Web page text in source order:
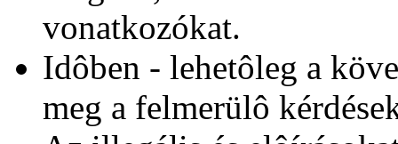
vonatkozókat.
Idôben - lehetôleg a
meg a felmerülô